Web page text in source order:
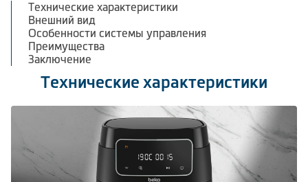
Сравнить
Технические характеристики
Внешний вид
Особенности системы управления
Преимущества
Заключение
Технические характеристики